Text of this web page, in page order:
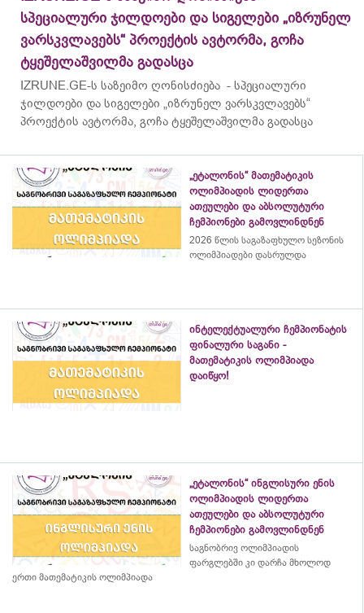
სპეციალური ჯილდოები და სიგელები „იზრუნელ
ვარსკვლავებს“ პროექტის ავტორმა, გოჩა
ტყეშელაშვილმა გადასცა
IZRUNE.GE-ს საზეიმო ღონისძიება - სპეციალური
ჯილდოები და სიგელები „იზრუნელ ვარსკვლავებს“
პროექტის ავტორმა, გოჩა ტყეშელაშვილმა გადასცა
„ეტალონის“ მათემატიკის
ოლიმპიადის ლიდერთა
ათეულები და აბსოლუტური
ჩემპიონები გამოვლინდნენ
2026 წლის საგაზაფხულო სეზონის
ოლიმპიადები დასრულდა
ინტელექტუალური ჩემპიონატის
ფინალური საგანი -
მათემატიკის ოლიმპიადა
დაიწყო!
„ეტალონის“ ინგლისური ენის
ოლიმპიადის ლიდერთა
ათეულები და აბსოლუტური
ჩემპიონები გამოვლინდნენ
საგნობრივ ოლიმპიადის
ფარგლებში კი დარჩა მხოლოდ
ერთი მათემატიკის ოლიმპიადა